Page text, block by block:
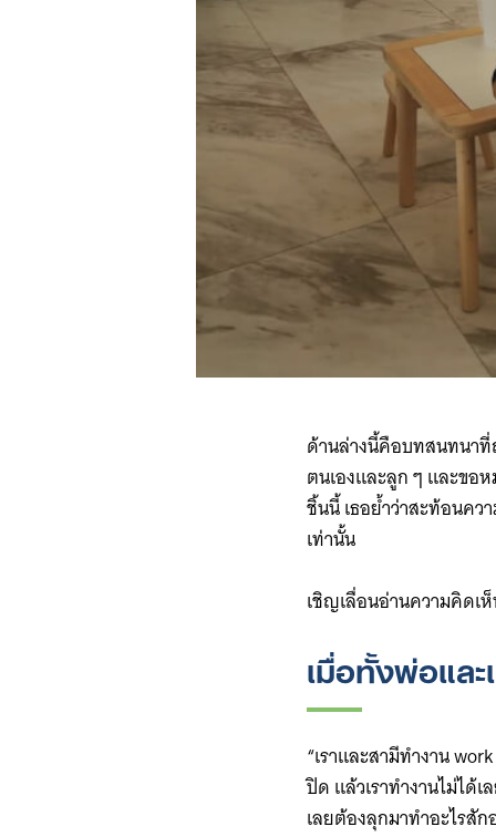
ด้านล่างนี้คือบทสนทนาที่
ตนเองและลูก ๆ และขอ
ชิ้นนี้ เธอย้ำว่าสะท้อนค
เท่านั้น
เชิญเลื่อนอ่านความคิดเ
เมื่อทั้งพ่อแล
“เราและสามีทำงาน
ปิด แล้วเราทำงานไม่ได้
เลยต้องลุกมาทำอะไรสั